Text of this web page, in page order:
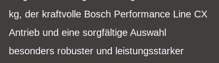
kg, der kraftvolle Bosch Performance Line CX
Antrieb und eine sorgfältige Auswahl
besonders robuster und leistungsstarker